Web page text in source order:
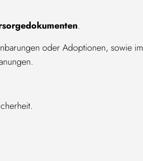
.
oder Adoptionen, sowie im